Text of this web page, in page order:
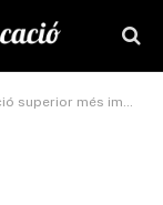
important d’Europa